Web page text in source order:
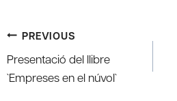
Post
navigation
PREVIOUS
Presentació del llibre
`Empreses en el núvol`